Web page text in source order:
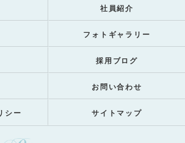
社員紹介
フォトギャラリー
採用ブログ
お問い合わせ
シー サイトマップ